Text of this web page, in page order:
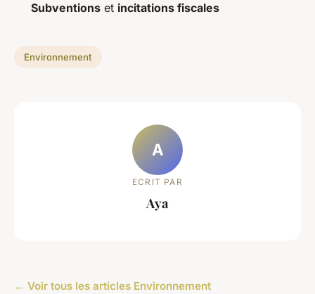
Subventions et incitations fiscales
Environnement
A
ECRIT PAR
Aya
← Voir tous les articles Environnement